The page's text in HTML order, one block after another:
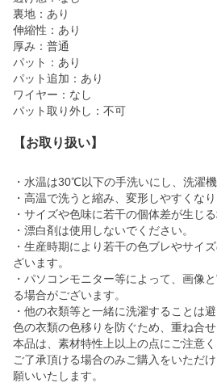
裏地：あり
伸縮性：あり
厚み：普通
パット：あり
パット追加：あり
ワイヤー：なし
パット取り外し：不可
【お取り扱い】
・水温は30℃以下の手洗いにし、洗濯
・高温で洗うと縮み、変形しやすくなり
・サイズや色味に若干の個体差が生じ
・漂白剤は使用しないでください。
・生産時期により若干の色ブレやサイ
ざいます。
・パソコンモニター等によって、画像
る場合がございます。
・他の衣類等と一緒に洗濯することは
色の衣類の色移りを防ぐため、重ね合せ
本品は、素材特性上以上の点にご注意く
ご了承頂ける場合のみご購入をいただ
願いいたします。